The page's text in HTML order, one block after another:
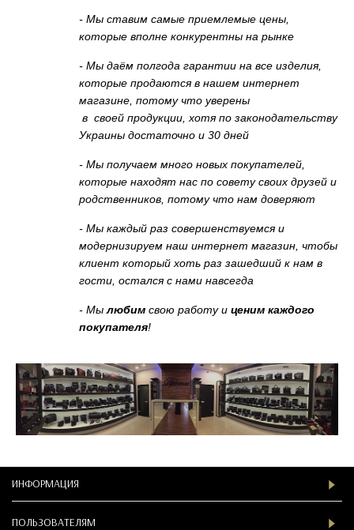
- Мы ставим самые приемлемые цены,
которые вполне конкурентны на рынке
- Мы даём полгода гарантии на все изделия,
которые продаются в нашем интернет
магазине, потому что уверены
в своей продукции, хотя по законодательству
Украины достаточно и 30 дней
- Мы получаем много новых покупателей,
которые находят нас по совету своих друзей и
родственников, потому что нам доверяют
- Мы каждый раз совершенствуемся и
модернизируем наш интернет магазин, чтобы
клиент который хоть раз зашедший к нам в
гости, остался с нами навсегда
- Мылюбим свою работу и ценим каждого
покупателя!
ИНФОРМАЦИЯ
ПОЛЬЗОВАТЕЛЯМ